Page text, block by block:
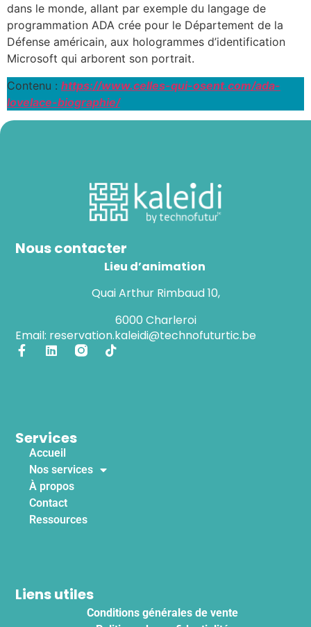
dans le monde, allant par exemple du langage de
programmation ADA crée pour le Département de la
Défense américain, aux hologrammes d’identification
Microsoft qui arborent son portrait.
Contenu : https://www.celles-qui-osent.com/ada-
lovelace-biographie/
Services
Accueil
Nos services
À propos
Contact
Ressources
Liens utiles
Conditions générales de vente
Nous contacter
Lieu d’animation
Quai Arthur Rimbaud 10,
6000 Charleroi
Email: reservation.kaleidi@technofuturtic.be